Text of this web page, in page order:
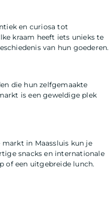
en curiosa tot
kraam heeft iets unieks te
van hun goederen.
die hun zelfgemaakte
is een geweldige plek
in Maassluis kun je
snacks en internationale
of een uitgebreide lunch.